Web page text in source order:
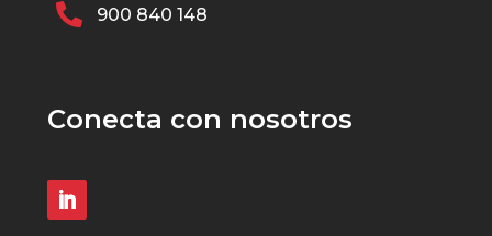
 900 840 148
Conecta con nosotros